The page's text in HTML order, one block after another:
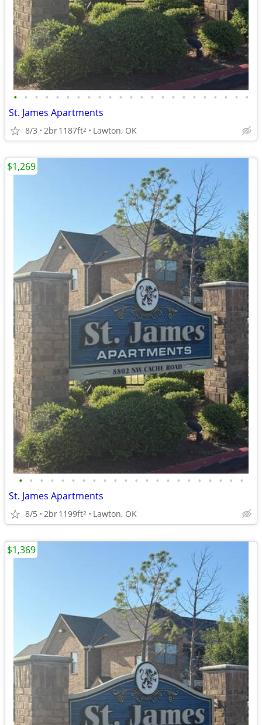
• • • • • • • • • • • • • • • • • • • • • • •
St. James Apartments
8/3 2br1187ft2 Lawton, OK
• • • • • • • • • • • • • • • • • • • • • •
St. James Apartments
8/5 2br1199ft2 Lawton, OK
$1,269
$1,369